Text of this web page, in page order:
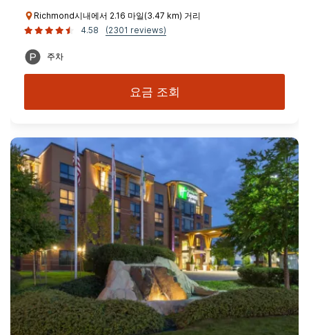
Richmond시내에서 2.16 마일(3.47 km) 거리
4.58
(2301 reviews)
주차
요금 조회